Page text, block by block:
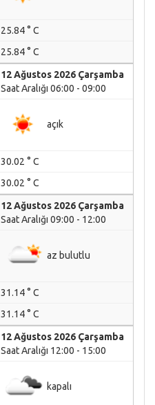
25.84 ° C
25.84 ° C
12 Ağustos 2026 Çarşamba
Saat Aralığı 06:00 - 09:00
açık
30.02 ° C
30.02 ° C
12 Ağustos 2026 Çarşamba
Saat Aralığı 09:00 - 12:00
az bulutlu
31.14 ° C
31.14 ° C
12 Ağustos 2026 Çarşamba
Saat Aralığı 12:00 - 15:00
kapalı